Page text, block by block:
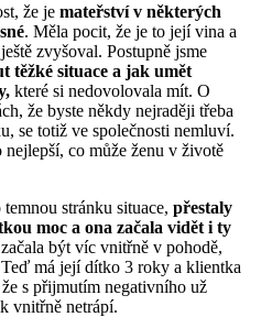
že je mateřství v některých
. Měla pocit, že je to její vina a
ještě zvyšoval. Postupně jsme
těžké situace a jak umět
které si nedovolovala mít. O
že byste někdy nejraději třeba
se totiž ve společnosti nemluví.
nejlepší, co může ženu v životě
stránku situace, přestaly
moc a ona začala vidět i ty
být víc vnitřně v pohodě,
má její dítko 3 roky a klientka
s přijmutím negativního už
vnitřně netrápí.